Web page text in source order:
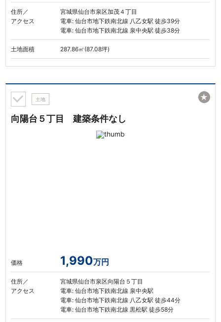
住所／
アクセス
宮城県仙台市泉区加茂４丁目
電車: 仙台市地下鉄南北線 八乙女駅 徒歩39分
電車: 仙台市地下鉄南北線 泉中央駅 徒歩38分
土地面積 287.86㎡(87.08坪)
土地
向陽台５丁目 建築条件なし
価格 1,990万円
住所／
アクセス
宮城県仙台市泉区向陽台５丁目
電車: 仙台市地下鉄南北線 泉中央駅
電車: 仙台市地下鉄南北線 八乙女駅 徒歩44分
電車: 仙台市地下鉄南北線 黒松駅 徒歩58分
★